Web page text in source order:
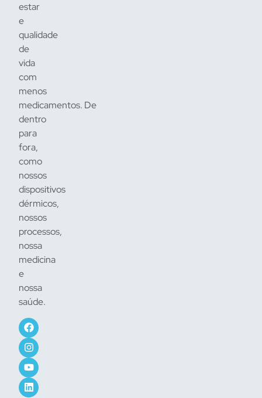
estar
e
qualidade
de
vida
com
menos
medicamentos. De
dentro
para
fora,
como
nossos
dispositivos
dérmicos,
nossos
processos,
nossa
medicina
e
nossa
saúde.